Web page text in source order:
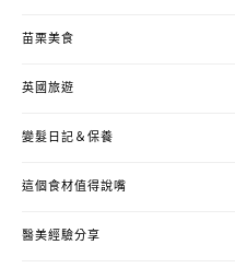
苗栗美食
英國旅遊
變髮日記＆保養
這個食材值得說嘴
醫美經驗分享